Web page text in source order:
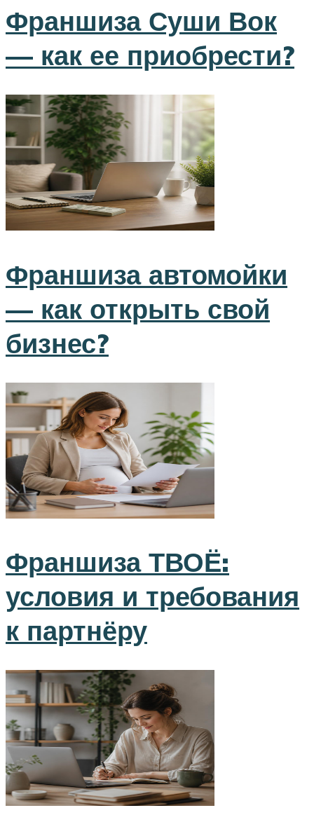
Франшиза Суши Вок
— как ее приобрести?
Франшиза автомойки
— как открыть свой
бизнес?
Франшиза ТВОЁ:
условия и требования
к партнёру